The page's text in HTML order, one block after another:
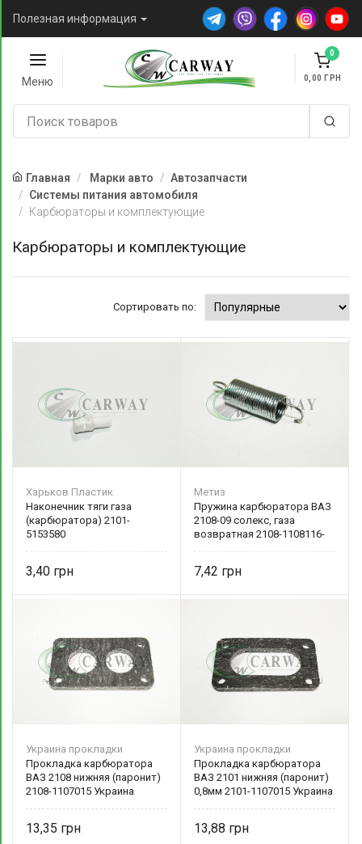
Полезная информация
Меню
0
0,00
Главная Марки авто
Автозапчасти
Системы питания автомобиля
Карбюраторы и комплектующие
Карбюраторы и комплектующие
Сортировать по:
Харьков Пластик
Наконечник тяги газа
(карбюратора) 2101-
5153580
3,40
Метиз
Пружина карбюратора ВАЗ
2108-09 солекс, газа
возвратная 2108-1108116-
7,42
Украина прокладки
Прокладка карбюратора
ВАЗ 2108 нижняя (паронит)
2108-1107015 Украина
13,35
Украина прокладки
Прокладка карбюратора
ВАЗ 2101 нижняя (паронит)
0,8мм 2101-1107015 Украина
13,88